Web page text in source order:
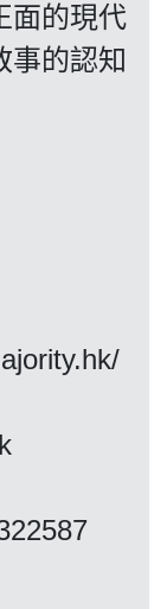
面的現代
事的認知